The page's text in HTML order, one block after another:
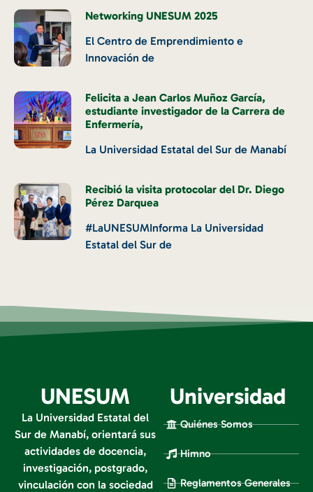
Networking UNESUM 2025
El Centro de Emprendimiento e
Innovación de
Felicita a Jean Carlos Muñoz García,
estudiante investigador de la Carrera de
Enfermería,
La Universidad Estatal del Sur de Manabí
Recibió la visita protocolar del Dr. Diego
Pérez Darquea
#LaUNESUMInforma La Universidad
Estatal del Sur de
UNESUM
La Universidad Estatal del
Sur de Manabí, orientará sus
actividades de docencia,
investigación, postgrado,
vinculación con la sociedad
Universidad
Quiénes Somos
Himno
Reglamentos Generales